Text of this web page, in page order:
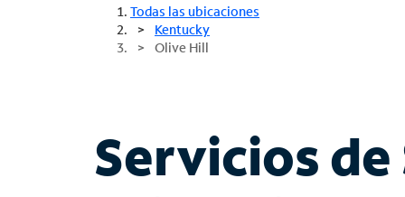
Todas las ubicaciones
Kentucky
Olive Hill
Servicios